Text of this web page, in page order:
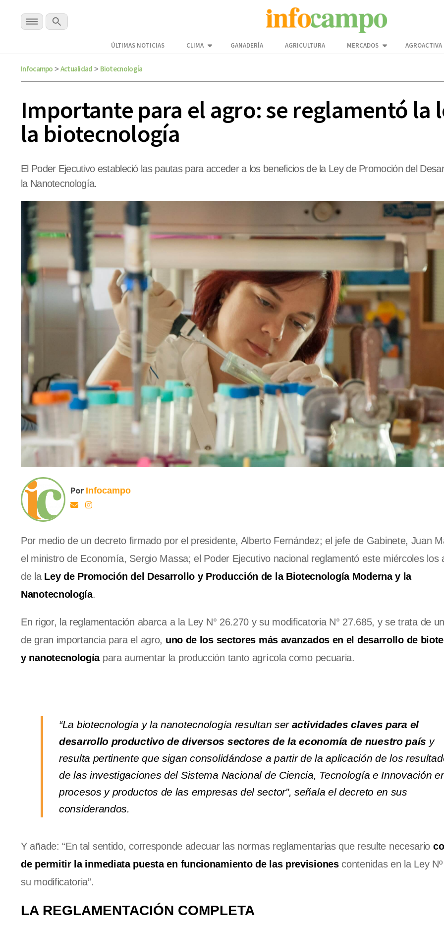
ÚLTIMAS NOTICIAS CLIMA GANADERÍA AGRICULTURA MERCADOS AGROACTIVA
Infocampo > Actualidad > Biotecnología
Importante para el agro: se reglamentó la
la biotecnología
El Poder Ejecutivo estableció las pautas para acceder a los beneficios de la Ley de Promoción del
la Nanotecnología.
Por Infocampo
Por medio de un decreto firmado por el presidente, Alberto Fernández; el jefe de Gabinete, Juan
el ministro de Economía, Sergio Massa; el Poder Ejecutivo nacional reglamentó este miércoles los
de la Ley de Promoción del Desarrollo y Producción de la Biotecnología Moderna y la
Nanotecnología.
En rigor, la reglamentación abarca a la Ley N° 26.270 y su modificatoria N° 27.685, y se trata de
de gran importancia para el agro, uno de los sectores más avanzados en el desarrollo de
y nanotecnologíapara aumentar la producción tanto agrícola como pecuaria.
“La biotecnología y la nanotecnología resultan ser actividades claves para el
desarrollo productivo de diversos sectores de la economía de nuestro país y
resulta pertinente que sigan consolidándose a partir de la aplicación de los
de las investigaciones del Sistema Nacional de Ciencia, Tecnología e Innovación
procesos y productos de las empresas del sector”, señala el decreto en sus
considerandos.
Y añade: “En tal sentido, corresponde adecuar las normas reglamentarias que resulte necesario
de permitir la inmediata puesta en funcionamiento de las previsionescontenidas en la Ley
su modificatoria”.
LA REGLAMENTACIÓN COMPLETA